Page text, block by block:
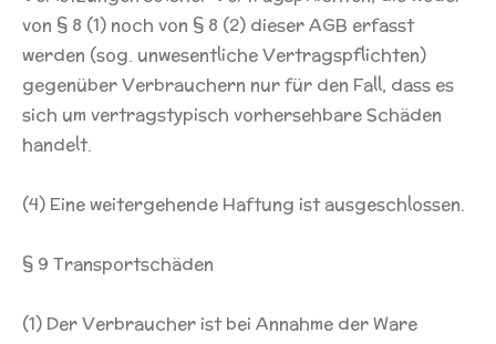
von § 8 (1) noch von § 8 (2) dieser AGB erfasst
werden (sog. unwesentliche Vertragspflichten)
gegenüber Verbrauchern nur für den Fall, dass es
sich um vertragstypisch vorhersehbare Schäden
handelt.
(4) Eine weitergehende Haftung ist ausgeschlossen.
§ 9 Transportschäden
(1) Der Verbraucher ist bei Annahme der Ware